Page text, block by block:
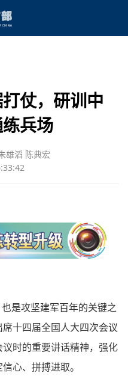
仗，研训中
兵场
雄滔 陈典宏
是攻坚建军百年的关键之
十四届全国人大四次会议
时的重要讲话精神，强化
心、拼搏进取。